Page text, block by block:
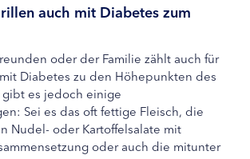
auch mit Diabetes zum
oder der Familie zählt auch für
Diabetes zu den Höhepunkten des
gibt es jedoch einige
Sei es das oft fettige Fleisch, die
Nudel- oder Kartoffelsalate mit
oder auch die mitunter